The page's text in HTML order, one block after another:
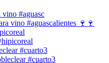
vino #aguasc
#cuarto3